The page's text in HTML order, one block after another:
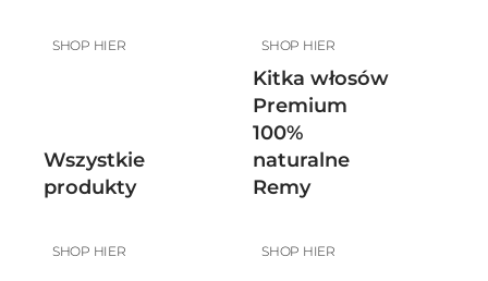
Wszystkie
produkty
SHOP HIER
Kitka włosów
Premium
100%
naturalne
Remy
SHOP HIER
SHOP HIER SHOP HIER